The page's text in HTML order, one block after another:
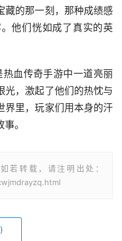
藏的那一刻，那种成绩感
他们恍如成了真实的英
光，激起了他们的热忱与
界里，玩家们用本身的汗
。
若转载，请注明出处：